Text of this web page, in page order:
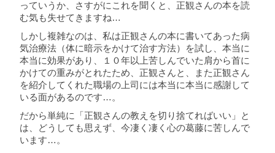
っていうか、さすがにこれを聞くと、正観さんの本を読
む気も失せてきますね…
しかし複雑なのは、私は正観さんの本に書いてあった病
気治療法（体に暗示をかけて治す方法）を試し、本当に
本当に効果があり、１０年以上苦しんでいた肩から首に
かけての重みがとれたため、正観さんと、また正観さん
を紹介してくれた職場の上司には本当に本当に感謝して
いる面があるのです…。
だから単純に「正観さんの教えを切り捨てればいい」と
は、どうしても思えず、今凄く凄く心の葛藤に苦しんで
います…。